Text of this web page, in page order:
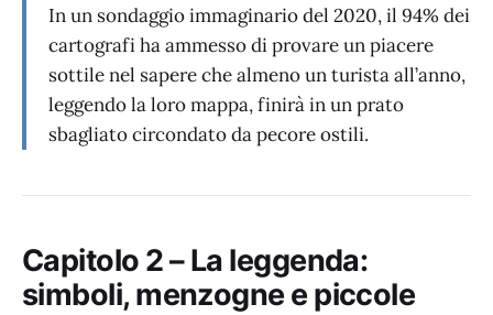
In un sondaggio immaginario del 2020, il 94% dei
cartografi ha ammesso di provare un piacere
sottile nel sapere che almeno un turista all’anno,
leggendo la loro mappa, finirà in un prato
sbagliato circondato da pecore ostili.
Capitolo 2 – La leggenda:
simboli, menzogne e piccole